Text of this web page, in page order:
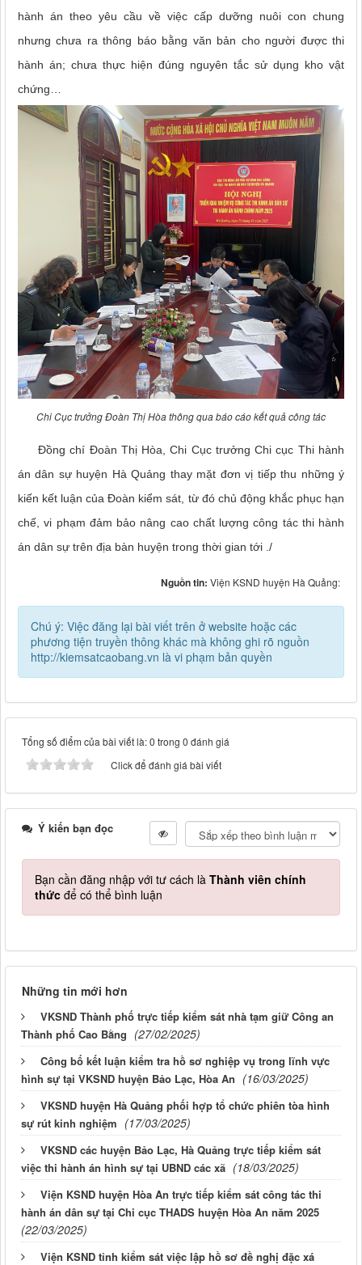
hành án theo yêu cầu về việc cấp dưỡng nuôi con chung
nhưng chưa ra thông báo bằng văn bản cho người được thi
hành án; chưa thực hiện đúng nguyên tắc sử dụng kho vật
chứng…
Chi Cục trưởng Đoàn Thị Hòa thông qua báo cáo kết quả công tác
Đồng chí Đoàn Thị Hòa, Chi Cục trưởng Chi cục Thi hành
án dân sự huyện Hà Quảng thay mặt đơn vị tiếp thu những ý
kiến kết luận của Đoàn kiểm sát, từ đó chủ động khắc phục hạn
chế, vi phạm đảm bảo nâng cao chất lượng công tác thi hành
án dân sự trên địa bàn huyện trong thời gian tới ./
Nguồn tin: Viện KSND huyện Hà Quảng:
Chú ý: Việc đăng lại bài viết trên ở website hoặc các
phương tiện truyền thông khác mà không ghi rõ nguồn
http://kiemsatcaobang.vn là vi phạm bản quyền
Tổng số điểm của bài viết là: 0 trong 0 đánh giá
Click để đánh giá bài viết
Ý kiến bạn đọc
Bạn cần đăng nhập với tư cách là Thành viên chính
thức để có thể bình luận
Những tin mới hơn
VKSND Thành phố trực tiếp kiểm sát nhà tạm giữ Công an
Thành phố Cao Bằng (27/02/2025)
Công bố kết luận kiểm tra hồ sơ nghiệp vụ trong lĩnh vực
hình sự tại VKSND huyện Bảo Lạc, Hòa An (16/03/2025)
VKSND huyện Hà Quảng phối hợp tổ chức phiên tòa hình
sự rút kinh nghiệm (17/03/2025)
VKSND các huyện Bảo Lạc, Hà Quảng trực tiếp kiểm sát
việc thi hành án hình sự tại UBND các xã (18/03/2025)
Viện KSND huyện Hòa An trực tiếp kiểm sát công tác thi
hành án dân sự tại Chi cục THADS huyện Hòa An năm 2025
(22/03/2025)
Viện KSND tỉnh kiểm sát việc lập hồ sơ đề nghị đặc xá